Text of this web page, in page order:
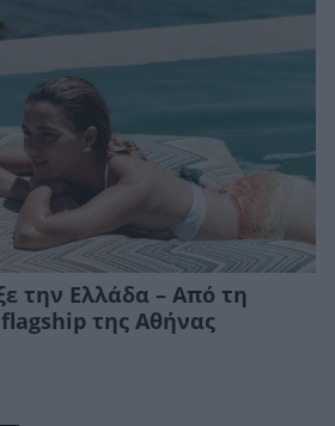
την Ελλάδα – Από τη
της Αθήνας